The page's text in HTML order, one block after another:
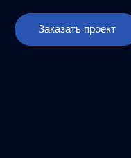
Заказать проект